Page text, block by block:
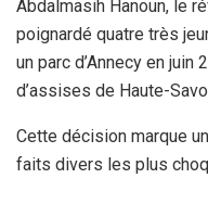
Abdalmasih Hanoun, le
poignardé quatre très
un parc d’Annecy en
d’assises de Haute-
Cette décision marque
faits divers les plus